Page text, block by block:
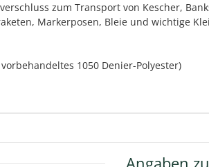
zum Transport von Kescher,
Markerposen, Bleie und wichtige
1050 Denier-Polyester)
Angaben